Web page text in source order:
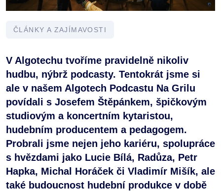
ČLÁNKY A ZAJÍMAVOSTI
V Algotechu tvoříme pravidelně nikoliv
hudbu, nýbrž podcasty. Tentokrát jsme si
ale v našem Algotech Podcastu Na Grilu
povídali s Josefem Štěpánkem, špičkovým
studiovým a koncertním kytaristou,
hudebním producentem a pedagogem.
Probrali jsme nejen jeho kariéru, spolupráce
s hvězdami jako Lucie Bílá, Radůza, Petr
Hapka, Michal Horáček či Vladimír Mišík, ale
také budoucnost hudební produkce v době